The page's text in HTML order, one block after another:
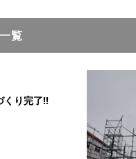
覧
くり完了‼️